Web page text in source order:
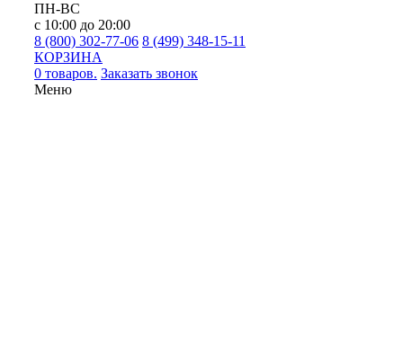
ПН-ВС
с 10:00 до 20:00
8 (800) 302-77-06 8 (499) 348-15-11
КОРЗИНА
0 товаров. Заказать звонок
Меню